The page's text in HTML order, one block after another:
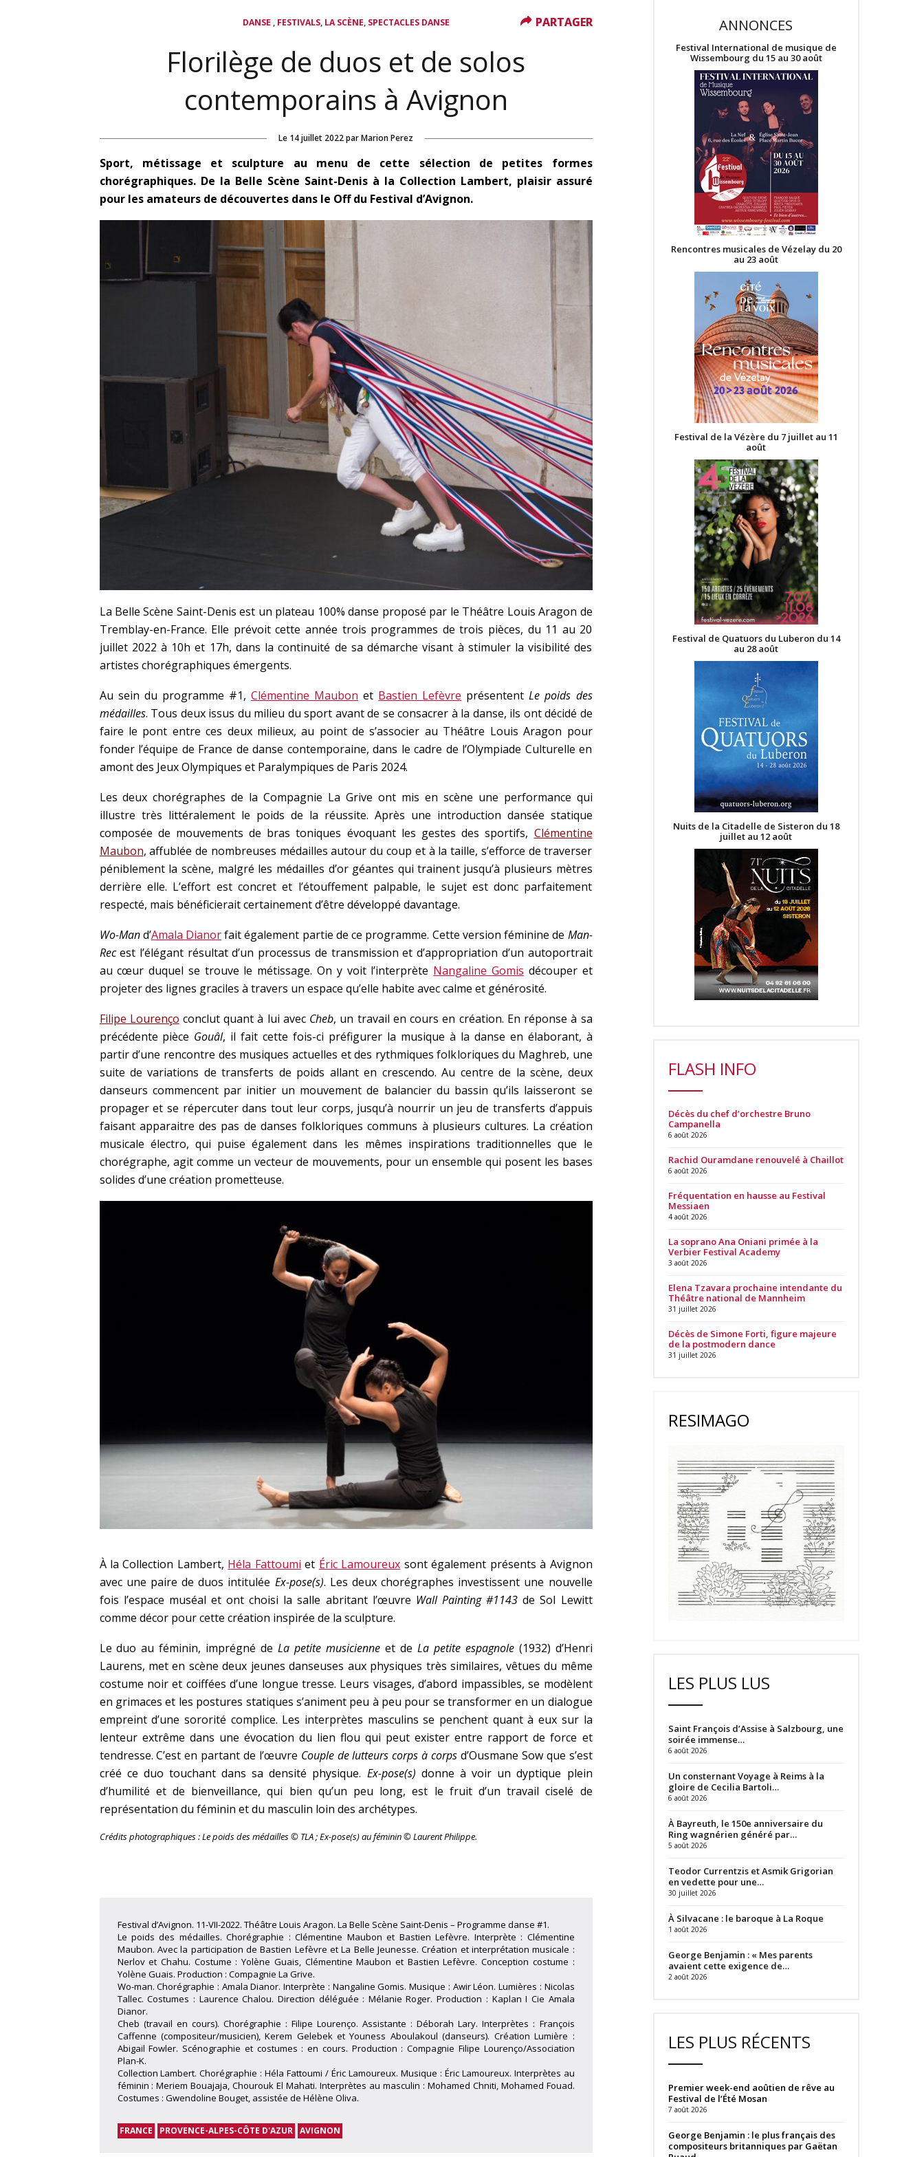
DANSE , FESTIVALS, LA SCÈNE, SPECTACLES DANSE
Florilège de duos et de solos
contemporains à Avignon
Le 14 juillet 2022parMarion Perez
Sport, métissage et sculpture au menu de cette sélection de petites formes
chorégraphiques. De la Belle Scène Saint-Denis à la Collection Lambert, plaisir assuré
pour les amateurs de découvertes dans le Off du Festival d’Avignon.
La Belle Scène Saint-Denis est un plateau 100% danse proposé par le Théâtre Louis Aragon de
Tremblay-en-France. Elle prévoit cette année trois programmes de trois pièces, du 11 au 20
juillet 2022 à 10h et 17h, dans la continuité de sa démarche visant à stimuler la visibilité des
artistes chorégraphiques émergents.
Au sein du programme #1, Clémentine Maubon et Bastien Lefèvre présententLe poids des
médailles. Tous deux issus du milieu du sport avant de se consacrer à la danse, ils ont décidé de
faire le pont entre ces deux milieux, au point de s’associer au Théâtre Louis Aragon pour
fonder l’équipe de France de danse contemporaine, dans le cadre de l’Olympiade Culturelle en
amont des Jeux Olympiques et Paralympiques de Paris 2024.
Les deux chorégraphes de la Compagnie La Grive ont mis en scène une performance qui
illustre très littéralement le poids de la réussite. Après une introduction dansée statique
composée de mouvements de bras toniques évoquant les gestes des sportifs, Clémentine
Maubon, affublée de nombreuses médailles autour du coup et à la taille, s’efforce de traverser
péniblement la scène, malgré les médailles d’or géantes qui trainent jusqu’à plusieurs mètres
derrière elle. L’effort est concret et l’étouffement palpable, le sujet est donc parfaitement
respecté, mais bénéficierait certainement d’être développé davantage.
Wo-Mand’Amala Dianorfait également partie de ce programme. Cette version féminine de Man-
Recest l’élégant résultat d’un processus de transmission et d’appropriation d’un autoportrait
au cœur duquel se trouve le métissage. On y voit l’interprète Nangaline Gomis découper et
projeter des lignes graciles à travers un espace qu’elle habite avec calme et générosité.
Filipe Lourenço conclut quant à lui avec Cheb, un travail en cours en création. En réponse à sa
précédente pièce Gouâl, il fait cette fois-ci préfigurer la musique à la danse en élaborant, à
partir d’une rencontre des musiques actuelles et des rythmiques folkloriques du Maghreb, une
suite de variations de transferts de poids allant en crescendo. Au centre de la scène, deux
danseurs commencent par initier un mouvement de balancier du bassin qu’ils laisseront se
propager et se répercuter dans tout leur corps, jusqu’à nourrir un jeu de transferts d’appuis
faisant apparaitre des pas de danses folkloriques communs à plusieurs cultures. La création
musicale électro, qui puise également dans les mêmes inspirations traditionnelles que le
chorégraphe, agit comme un vecteur de mouvements, pour un ensemble qui posent les bases
solides d’une création prometteuse.
À la Collection Lambert, Héla Fattoumi et Éric Lamoureux sont également présents à Avignon
avec une paire de duos intitulée Ex-pose(s). Les deux chorégraphes investissent une nouvelle
fois l’espace muséal et ont choisi la salle abritant l’œuvre Wall Painting #1143 de Sol Lewitt
comme décor pour cette création inspirée de la sculpture.
Le duo au féminin, imprégné de La petite musicienneet de La petite espagnole(1932) d’Henri
Laurens, met en scène deux jeunes danseuses aux physiques très similaires, vêtues du même
costume noir et coiffées d’une longue tresse. Leurs visages, d’abord impassibles, se modèlent
en grimaces et les postures statiques s’animent peu à peu pour se transformer en un dialogue
empreint d’une sororité complice. Les interprètes masculins se penchent quant à eux sur la
lenteur extrême dans une évocation du lien flou qui peut exister entre rapport de force et
tendresse. C’est en partant de l’œuvre Couple de lutteurs corps à corps d’Ousmane Sow que s’est
créé ce duo touchant dans sa densité physique. Ex-pose(s) donne à voir un dyptique plein
d’humilité et de bienveillance, qui bien qu’un peu long, est le fruit d’un travail ciselé de
représentation du féminin et du masculin loin des archétypes.
Crédits photographiques : Le poids des médailles © TLA ; Ex-pose(s) au féminin© Laurent Philippe.
PARTAGER
Festival d’Avignon. 11-VII-2022. Théâtre Louis Aragon. La Belle Scène Saint-Denis – Programme danse #1.
Le poids des médailles. Chorégraphie : Clémentine Maubon et Bastien Lefèvre. Interprète : Clémentine
Maubon. Avec la participation de Bastien Lefèvre et La Belle Jeunesse. Création et interprétation musicale :
Nerlov et Chahu. Costume : Yolène Guais, Clémentine Maubon et Bastien Lefèvre. Conception costume :
Yolène Guais. Production : Compagnie La Grive.
Wo-man. Chorégraphie : Amala Dianor. Interprète : Nangaline Gomis. Musique : Awir Léon. Lumières : Nicolas
Tallec. Costumes : Laurence Chalou. Direction déléguée : Mélanie Roger. Production : Kaplan I Cie Amala
Dianor.
Cheb (travail en cours). Chorégraphie : Filipe Lourenço. Assistante : Déborah Lary. Interprètes : François
Caffenne (compositeur/musicien), Kerem Gelebek et Youness Aboulakoul (danseurs). Création Lumière :
Abigail Fowler. Scénographie et costumes : en cours. Production : Compagnie Filipe Lourenço/Association
Plan-K.
Collection Lambert. Chorégraphie : Héla Fattoumi / Éric Lamoureux. Musique : Éric Lamoureux. Interprètes au
féminin : Meriem Bouajaja, Chourouk El Mahati. Interprètes au masculin : Mohamed Chniti, Mohamed Fouad.
Costumes : Gwendoline Bouget, assistée de Hélène Oliva.
PARTAGER
FRANCE PROVENCE-ALPES-CÔTE D'AZUR AVIGNON
ANNONCES
Festival International de musique de
Wissembourg du 15 au 30 août
Rencontres musicales de Vézelay du 20
au 23 août
Festival de la Vézère du 7 juillet au 11
août
Festival de Quatuors du Luberon du 14
au 28 août
Nuits de la Citadelle de Sisteron du 18
juillet au 12 août
FLASH INFO
Décès du chef d’orchestre Bruno
Campanella
6 août 2026
Rachid Ouramdane renouvelé à Chaillot
6 août 2026
Fréquentation en hausse au Festival
Messiaen
4 août 2026
La soprano Ana Oniani primée à la
Verbier Festival Academy
3 août 2026
Elena Tzavara prochaine intendante du
Théâtre national de Mannheim
31 juillet 2026
Décès de Simone Forti, figure majeure
de la postmodern dance
31 juillet 2026
RESIMAGO
LES PLUS LUS
Saint François d’Assise à Salzbourg, une
soirée immense…
6 août 2026
Un consternant Voyage à Reims à la
gloire de Cecilia Bartoli…
6 août 2026
À Bayreuth, le 150e anniversaire du
Ring wagnérien généré par…
5 août 2026
Teodor Currentzis et Asmik Grigorian
en vedette pour une…
30 juillet 2026
À Silvacane : le baroque à La Roque
1 août 2026
George Benjamin : « Mes parents
avaient cette exigence de…
2 août 2026
LES PLUS RÉCENTS
Premier week-end aoûtien de rêve au
Festival de l’Été Mosan
7 août 2026
George Benjamin : le plus français des
compositeurs britanniques par Gaëtan